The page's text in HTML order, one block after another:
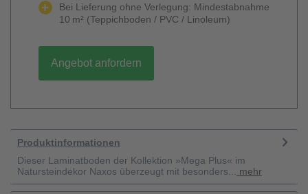
Bei Lieferung ohne Verlegung: Mindestabnahme
10 m² (Teppichboden / PVC / Linoleum)
Angebot anfordern
Produktinformationen
Dieser Laminatboden der Kollektion »Mega Plus« im
Natursteindekor Naxos überzeugt mit besonders...
mehr